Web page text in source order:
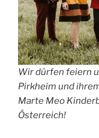
Wir dürfen feiern
Pirkheim und
Marte Meo
Österreich!